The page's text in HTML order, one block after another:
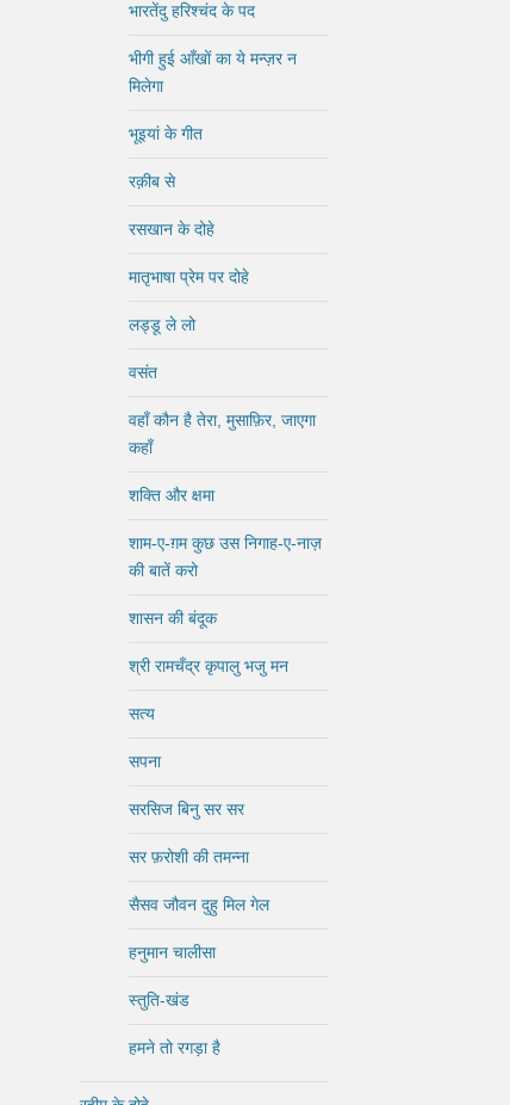
भारतेंदु हरिश्चंद के पद
भीगी हुई आँखों का ये मन्ज़र न
मिलेगा
भूइयां के गीत
रक़ीब से
रसखान के दोहे
मातृभाषा प्रेम पर दोहे
लड्डू ले लो
वसंत
वहाँ कौन है तेरा, मुसाफ़िर, जाएगा
कहाँ
शक्ति और क्षमा
शाम-ए-ग़म कुछ उस निगाह-ए-नाज़
की बातें करो
शासन की बंदूक
श्री रामचँद्र कृपालु भजु मन
सत्य
सपना
सरसिज बिनु सर सर
सर फ़रोशी की तमन्ना
सैसव जौवन दुहु मिल गेल
हनुमान चालीसा
स्तुति-खंड
हमने तो रगड़ा है